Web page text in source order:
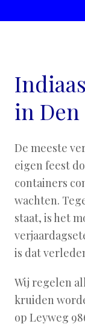
in Den
De meeste
eigen feest
containers
wachten.
staat, is het
is dat
Wij regelen
kruiden
op Leyweg